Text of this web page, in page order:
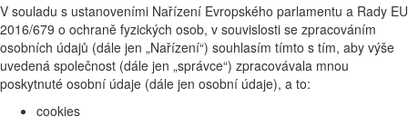
V souladu s ustanoveními Nařízení Evropského parlamentu a Rady EU
2016/679 o ochraně fyzických osob, v souvislosti se zpracováním
osobních údajů (dále jen „Nařízení“) souhlasím tímto s tím, aby výše
uvedená společnost (dále jen „správce“) zpracovávala mnou
poskytnuté osobní údaje (dále jen osobní údaje), a to:
cookies